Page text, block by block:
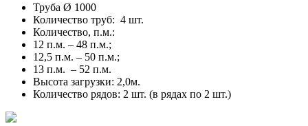
Труба Ø 1000
Количество труб: 4 шт.
Количество, п.м.:
12 п.м. – 48 п.м.;
12,5 п.м. – 50 п.м.;
13 п.м. – 52 п.м.
Высота загрузки: 2,0м.
Количество рядов: 2 шт. (в рядах по 2 шт.)